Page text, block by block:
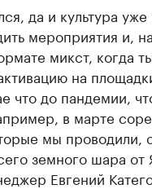
да и культура
мероприятия и,
микст, когда
на
что до пандемии,
в марте
мы проводили,
земного шара
Евгений